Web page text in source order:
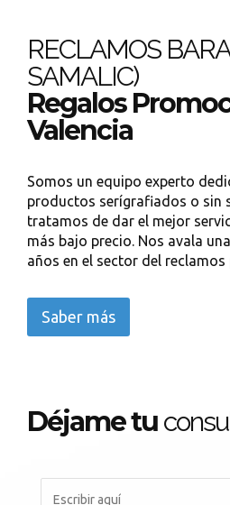
RECLAMOS
SAMALIC)
Regalos
Valencia
Somos un equipo experto
productos serígrafiados o sin
tratamos de dar el mejor
más bajo precio. Nos avala
años en el sector del
Saber más
Déjame tu